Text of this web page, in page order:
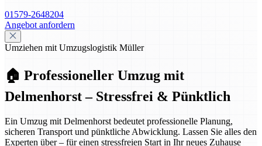
01579-2648204
Angebot anfordern
Umziehen mit Umzugslogistik Müller
🏠 Professioneller Umzug mit
Delmenhorst – Stressfrei & Pünktlich
Ein Umzug mit Delmenhorst bedeutet professionelle Planung,
sicheren Transport und pünktliche Abwicklung. Lassen Sie alles den
Experten über – für einen stressfreien Start in Ihr neues Zuhause